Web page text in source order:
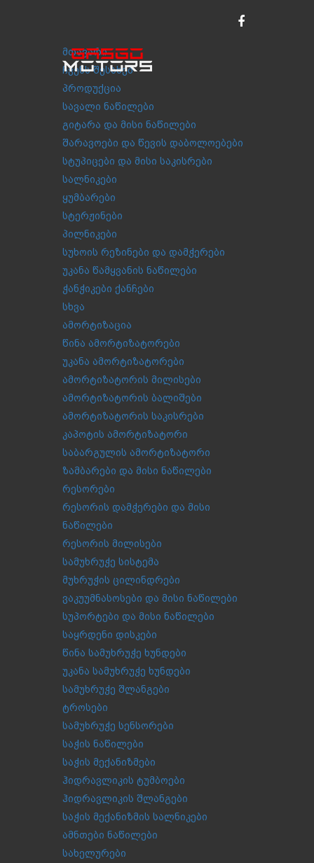
მთავარი
ჩვენს შესახებ
პროდუქცია
სავალი ნაწილები
გიტარა და მისი ნაწილები
შარავოები და წევის დაბოლოებები
სტუპიცები და მისი საკისრები
სალნიკები
ყუმბარები
სტერჟინები
პილნიკები
სუხოის რეზინები და დამჭერები
უკანა წამყვანის ნაწილები
ჭანჭიკები ქანჩები
სხვა
ამორტიზაცია
წინა ამორტიზატორები
უკანა ამორტიზატორები
ამორტიზატორის მილისები
ამორტიზატორის ბალიშები
ამორტიზატორის საკისრები
კაპოტის ამორტიზატორი
საბარგულის ამორტიზატორი
ზამბარები და მისი ნაწილები
რესორები
რესორის დამჭერები და მისი
ნაწილები
რესორის მილისები
სამუხრუჭე სისტემა
მუხრუჭის ცილინდრები
ვაკუუმნასოსები და მისი ნაწილები
სუპორტები და მისი ნაწილები
საყრდენი დისკები
წინა სამუხრუჭე ხუნდები
უკანა სამუხრუჭე ხუნდები
სამუხრუჭე შლანგები
ტროსები
სამუხრუჭე სენსორები
საჭის ნაწილები
საჭის მექანიზმები
ჰიდრავლიკის ტუმბოები
ჰიდრავლიკის შლანგები
საჭის მექანიზმის სალნიკები
ამნთები ნაწილები
სახელურები